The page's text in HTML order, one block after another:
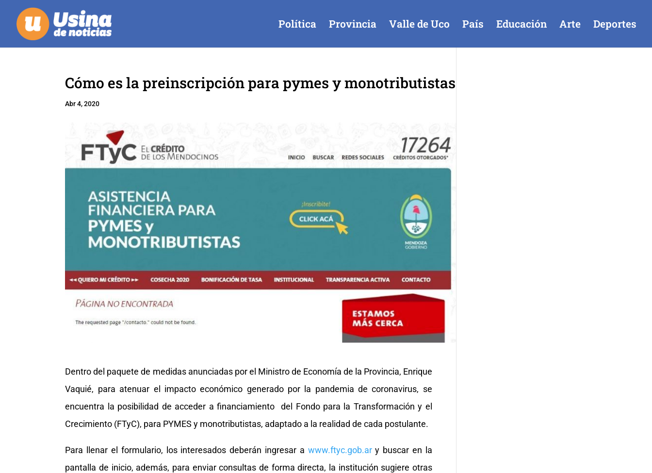
Política Provincia Valle de Uco País Educación Arte Deportes
Cómo es la preinscripción para pymes y monotributistas
Abr 4, 2020
Dentro del paquete de medidas anunciadas por el Ministro de Economía de la Provincia, Enrique
Vaquié, para atenuar el impacto económico generado por la pandemia de coronavirus, se
encuentra la posibilidad de acceder a financiamiento del Fondo para la Transformación y el
Crecimiento (FTyC), para PYMES y monotributistas, adaptado a la realidad de cada postulante.
Para llenar el formulario, los interesados deberán ingresar a www.ftyc.gob.ary buscar en la
pantalla de inicio, además, para enviar consultas de forma directa, la institución sugiere otras